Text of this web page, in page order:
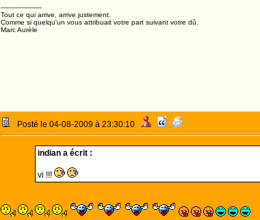
--------------------
Tout ce qui arrive, arrive justement.
Comme si quelqu'un vous attribuait votre part suivant votre dû.
Marc Aurèle
Posté le 04-08-2009 à 23:30:10
indian a écrit :
vi !!!